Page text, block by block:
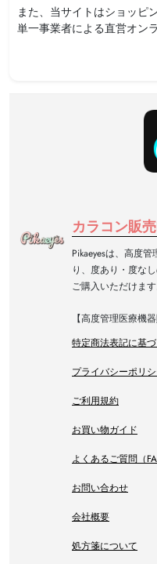
また、当サイトはショッピ
単一事業者による直営オン
カラコン販
Pikaeyesは、高度
り、度あり・度な
ご購入いただけます
【高度管理医療機
特定商法表記に基
プライバシーポリ
ご利用規約
お買い物ガイド
よくあるご質問（
お問い合わせ
会社概要
処方箋について